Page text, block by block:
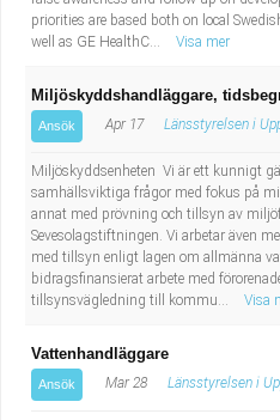
priorities are based both on local
well as GE HealthC...
Visa mer
Miljöskyddshandläggare,
Ansök Apr 17 Länsstyrelsen i
Miljöskyddsenheten Vi är ett kunnigt
samhällsviktiga frågor med fokus på
annat med prövning och tillsyn av
Sevesolagstiftningen. Vi arbetar även
med tillsyn enligt lagen om allmänna
bidragsfinansierat arbete med
tillsynsvägledning till kommu...
Visa
Vattenhandläggare
Ansök Mar 28 Länsstyrelsen i